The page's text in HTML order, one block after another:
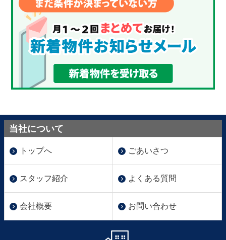
当社について
トップへ ごあいさつ
スタッフ紹介 よくある質問
会社概要 お問い合わせ